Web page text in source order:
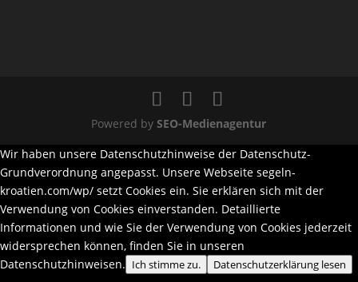
Powered bySEO-Medienagentur
Wir haben unsere Datenschutzhinweise der Datenschutz-
Grundverordnung angepasst. Unsere Webseite segeln-
kroatien.com/wp/ setzt Cookies ein. Sie erklären sich mit der
Verwendung von Cookies einverstanden. Detaillierte
Informationen und wie Sie der Verwendung von Cookies jederzeit
widersprechen können, finden Sie in unseren
Datenschutzhinweisen. Ich stimme zu. Datenschutzerklärung lesen